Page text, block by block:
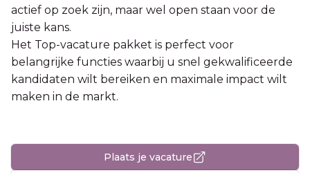
actief op zoek zijn, maar wel open staan voor de
juiste kans.
Het Top-vacature pakket is perfect voor
belangrijke functies waarbij u snel gekwalificeerde
kandidaten wilt bereiken en maximale impact wilt
maken in de markt.
Plaats je vacature